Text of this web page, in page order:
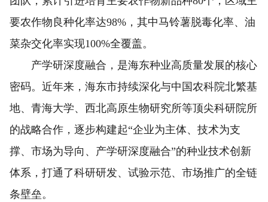
要农作物良种化率达98%，其中马铃薯脱毒化率、油
菜杂交化率实现100%全覆盖。
产学研深度融合，是海东种业高质量发展的核心
密码。近年来，海东市持续深化与中国农科院北繁基
地、青海大学、西北高原生物研究所等顶尖科研院所
的战略合作，逐步构建起“企业为主体、技术为支
撑、市场为导向、产学研深度融合”的种业技术创新
体系，打通了科研研发、试验示范、市场推广的全链
条壁垒。